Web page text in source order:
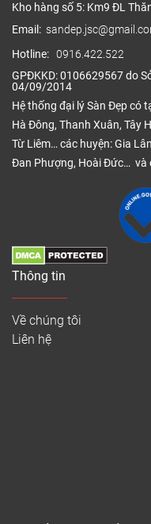
Kho hàng số 5: Km9 ĐL
Email:
Hotline: 0916.422.522
GPĐKKD: 0106629567 do
04/09/2014
Hệ thống đại lý Sàn Đẹp có
Hà Đông, Thanh Xuân, Tây
Từ Liêm… các huyện: Gia
Đan Phượng, Hoài Đức… và
Thông tin
Về chúng tôi
Liên hệ